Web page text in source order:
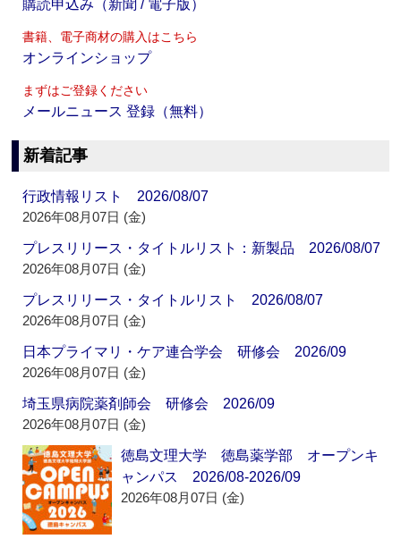
購読申込み（新聞 / 電子版）
書籍、電子商材の購入はこちら
オンラインショップ
まずはご登録ください
メールニュース 登録（無料）
新着記事
行政情報リスト 2026/08/07
2026年08月07日 (金)
プレスリリース・タイトルリスト：新製品 2026/08/07
2026年08月07日 (金)
プレスリリース・タイトルリスト 2026/08/07
2026年08月07日 (金)
日本プライマリ・ケア連合学会 研修会 2026/09
2026年08月07日 (金)
埼玉県病院薬剤師会 研修会 2026/09
2026年08月07日 (金)
徳島文理大学 徳島薬学部 オープンキ
ャンパス 2026/08-2026/09
2026年08月07日 (金)